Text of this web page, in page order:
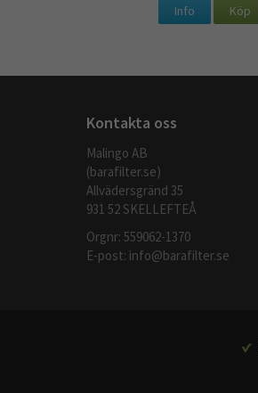
Info Köp
Kontakta oss
Malingo AB
(barafilter.se)
Allvädersgränd 35
931 52 SKELLEFTEÅ
Orgnr: 559062-1370
E-post: info@barafilter.se